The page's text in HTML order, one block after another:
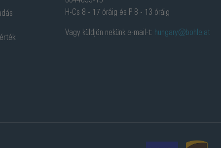
H-Cs 8 - 17 óráig és P 8 - 13 óráig
Vagy küldjön nekünk e-mail-t: hungary@bohle.at